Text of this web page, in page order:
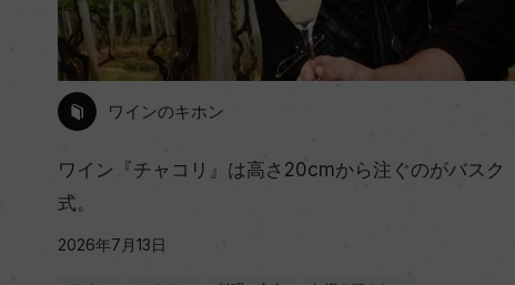
ワインのキホン
ワイン『チャコリ』は高さ20cmから注ぐのがバスク
式。
2026年7月13日